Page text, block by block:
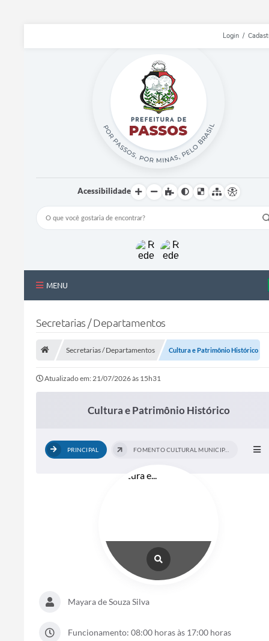
Login /
Acessibilidade
MENU
Estrutura Administrativa
Galeria de Fotos
Secretarias / Departamentos
Secretarias / Departamentos Cultura e Patrimônio Histórico
Atualizado em: 21/07/2026 às 15h31
Cultura e Patrimônio Histórico
PRINCIPAL FOMENTO CULTURAL MUNICIPAL
Mayara de Souza Silva
Funcionamento: 08:00 horas às 17:00 horas